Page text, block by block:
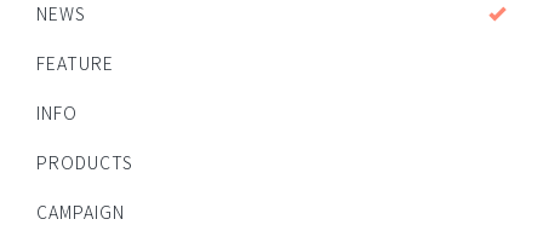
NEWS
FEATURE
INFO
PRODUCTS
CAMPAIGN